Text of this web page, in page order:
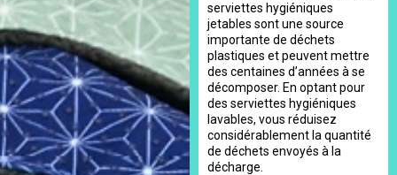
serviettes hygiéniques
jetables sont une source
importante de déchets
plastiques et peuvent mettre
des centaines d’années à se
décomposer. En optant pour
des serviettes hygiéniques
lavables, vous réduisez
considérablement la quantité
de déchets envoyés à la
décharge.